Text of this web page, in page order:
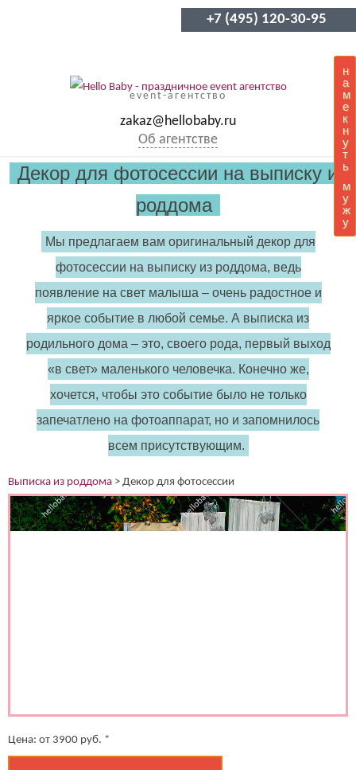
+7 (495) 120-30-95
event-агентство
zakaz@hellobaby.ru
Об агентстве
н
а
м
е
к
н
у
т
ь
м
у
ж
у
Декор для фотосессии на выписку из
роддома
Мы предлагаем вам оригинальный декор для
фотосессии на выписку из роддома, ведь
появление на свет малыша – очень радостное и
яркое событие в любой семье. А выписка из
родильного дома – это, своего рода, первый выход
«в свет» маленького человечка. Конечно же,
хочется, чтобы это событие было не только
запечатлено на фотоаппарат, но и запомнилось
всем присутствующим.
Выписка из роддома > Декор для фотосессии
Цена: от 3900 руб. *